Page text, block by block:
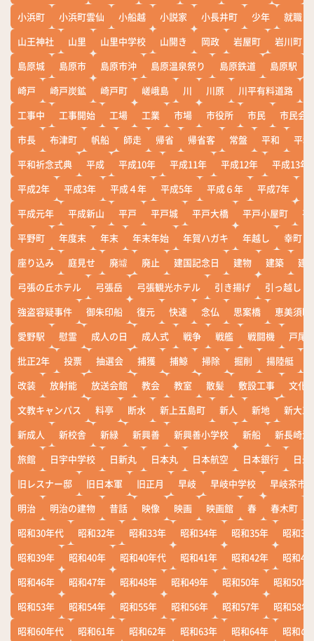
小浜町 小浜町雲仙 小船越 小説家 小長井町 少年
就職
山王神社
山里 山里中学校 山開き 岡政 岩屋町
岩川町
島原城
島原市 島原市沖 島原温泉祭り 島原鉄道 島原駅
崎戸
崎戸炭鉱 崎戸町 嵯峨島 川 川原 川平有料道路
工事中
工事開始 工場 工業 市場 市役所 市民
市民会
市長
布津町 帆船 師走 帰省 帰省客 常盤 平和
平
平和祈念式典
平成 平成10年 平成11年 平成12年
平成13年
平成2年
平成3年 平成４年 平成5年 平成６年 平成7年
平成元年
平成新山 平戸 平戸城 平戸大橋 平戸小屋町
平
平野町
年度末 年末 年末年始 年賀ハガキ 年越し
幸町
座り込み
庭見せ 廃墟 廃止 建国記念日 建物 建築
建
弓張の丘ホテル
弓張岳 弓張観光ホテル 引き揚げ
引っ越し
強盗容疑事件
御朱印船 復元 快速 念仏 思案橋
恵美須町
愛野駅
慰霊 成人の日 成人式 戦争 戦艦 戦闘機
戸尾
批正2年
投票 抽選会 捕獲 捕鯨 掃除 掘削 揚陸艇
改装
放射能 放送会館 教会 教室 散髪 敷設工事
文化
文教キャンパス
料亭 断水 新上五島町 新人 新地
新大工
新成人
新校舎 新緑 新興善 新興善小学校 新船
新長崎漁
旅館
日宇中学校 日新丸 日本丸 日本航空 日本銀行
日
旧レスナー邸
旧日本軍 旧正月 早岐 早岐中学校
早岐茶市
明治
明治の建物 昔話 映像 映画 映画館 春 春木町
昭和30年代
昭和32年 昭和33年 昭和34年 昭和35年
昭和36
昭和39年
昭和40年 昭和40年代 昭和41年 昭和42年
昭和43
昭和46年
昭和47年 昭和48年 昭和49年 昭和50年
昭和50年
昭和53年
昭和54年 昭和55年 昭和56年 昭和57年
昭和58年
昭和60年代
昭和61年 昭和62年 昭和63年 昭和64年
昭和の